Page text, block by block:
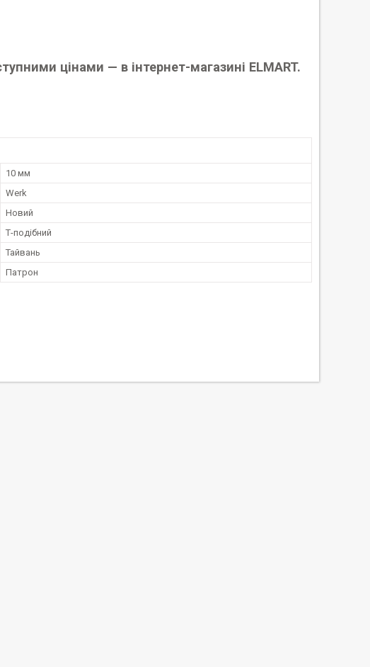
цінами — в інтернет-магазині ELMART.
10 мм
Werk
Новий
Т-подібний
Тайвань
Патрон